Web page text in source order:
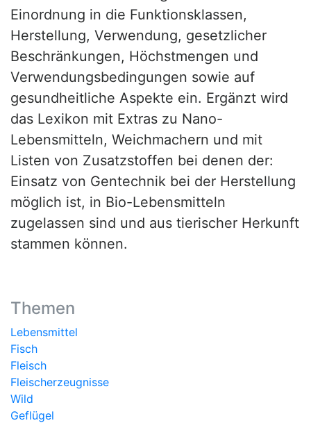
Einordnung in die Funktionsklassen,
Herstellung, Verwendung, gesetzlicher
Beschränkungen, Höchstmengen und
Verwendungsbedingungen sowie auf
gesundheitliche Aspekte ein. Ergänzt wird
das Lexikon mit Extras zu Nano-
Lebensmitteln, Weichmachern und mit
Listen von Zusatzstoffen bei denen der:
Einsatz von Gentechnik bei der Herstellung
möglich ist, in Bio-Lebensmitteln
zugelassen sind und aus tierischer Herkunft
stammen können.
Themen
Lebensmittel
Fisch
Fleisch
Fleischerzeugnisse
Wild
Geflügel